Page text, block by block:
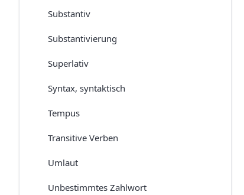
Substantiv
Substantivierung
Superlativ
Syntax, syntaktisch
Tempus
Transitive Verben
Umlaut
Unbestimmtes Zahlwort